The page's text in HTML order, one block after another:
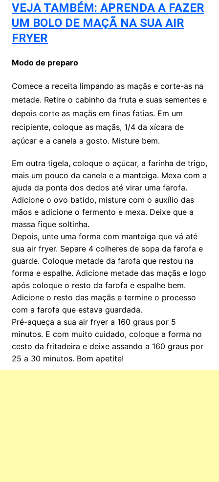
VEJA TAMBÉM: APRENDA A FAZER
UM BOLO DE MAÇÃ NA SUA AIR
FRYER
Modo de preparo
Comece a receita limpando as maçãs e corte-as na
metade. Retire o cabinho da fruta e suas sementes e
depois corte as maçãs em finas fatias. Em um
recipiente, coloque as maçãs, 1/4 da xícara de
açúcar e a canela a gosto. Misture bem.
Em outra tigela, coloque o açúcar, a farinha de trigo,
mais um pouco da canela e a manteiga. Mexa com a
ajuda da ponta dos dedos até virar uma farofa.
Adicione o ovo batido, misture com o auxílio das
mãos e adicione o fermento e mexa. Deixe que a
massa fique soltinha.
Depois, unte uma forma com manteiga que vá até
sua air fryer. Separe 4 colheres de sopa da farofa e
guarde. Coloque metade da farofa que restou na
forma e espalhe. Adicione metade das maçãs e logo
após coloque o resto da farofa e espalhe bem.
Adicione o resto das maçãs e termine o processo
com a farofa que estava guardada.
Pré-aqueça a sua air fryer a 160 graus por 5
minutos. E com muito cuidado, coloque a forma no
cesto da fritadeira e deixe assando a 160 graus por
25 a 30 minutos. Bom apetite!